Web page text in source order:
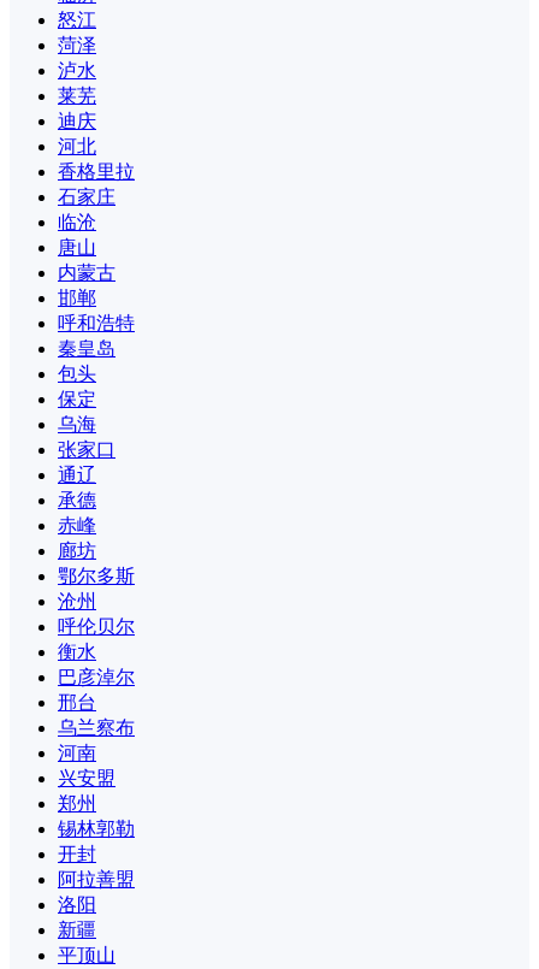
怒江
菏泽
泸水
莱芜
迪庆
河北
香格里拉
石家庄
临沧
唐山
内蒙古
邯郸
呼和浩特
秦皇岛
包头
保定
乌海
张家口
通辽
承德
赤峰
廊坊
鄂尔多斯
沧州
呼伦贝尔
衡水
巴彦淖尔
邢台
乌兰察布
河南
兴安盟
郑州
锡林郭勒
开封
阿拉善盟
洛阳
新疆
平顶山